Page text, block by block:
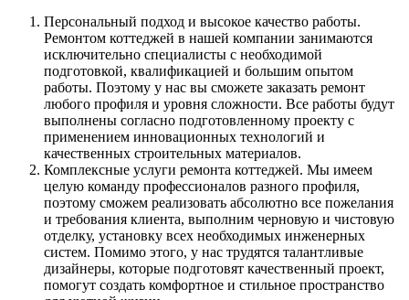
Персональный подход и высокое качество работы.
Ремонтом коттеджей в нашей компании занимаются
исключительно специалисты с необходимой
подготовкой, квалификацией и большим опытом
работы. Поэтому у нас вы сможете заказать ремонт
любого профиля и уровня сложности. Все работы будут
выполнены согласно подготовленному проекту с
применением инновационных технологий и
качественных строительных материалов.
Комплексные услуги ремонта коттеджей. Мы имеем
целую команду профессионалов разного профиля,
поэтому сможем реализовать абсолютно все пожелания
и требования клиента, выполним черновую и чистовую
отделку, установку всех необходимых инженерных
систем. Помимо этого, у нас трудятся талантливые
дизайнеры, которые подготовят качественный проект,
помогут создать комфортное и стильное пространство